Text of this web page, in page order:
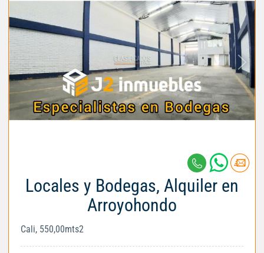
Locales y Bodegas, Alquiler en
Arroyohondo
Cali, 550,00mts2